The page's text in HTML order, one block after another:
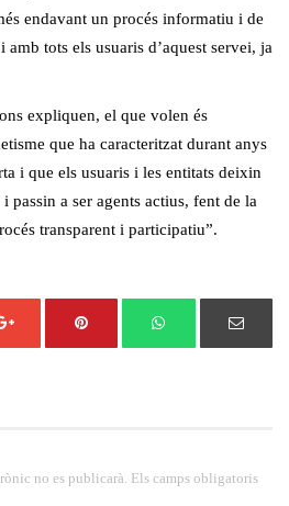
endavant un procés informatiu i de
amb tots els usuaris d’aquest servei, ja
expliquen, el que volen és
que ha caracteritzat durant anys
i que els usuaris i les entitats deixin
passin a ser agents actius, fent de la
transparent i participatiu”.
no es publicarà. Els camps obligatoris